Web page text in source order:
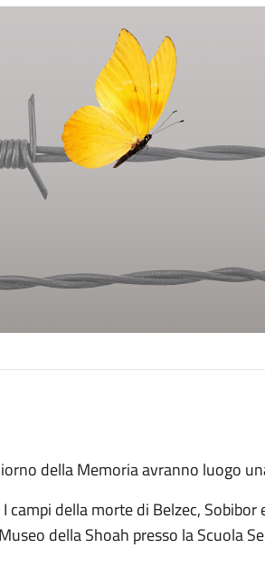
della Memoria avranno luogo
campi della morte di Belzec,
della Shoah presso la Scuola